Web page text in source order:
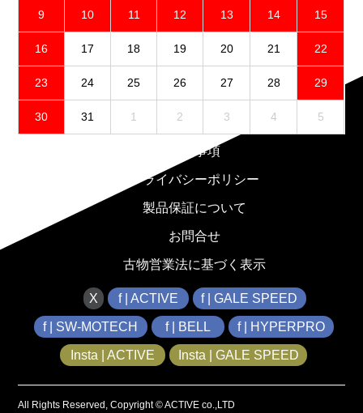
9 10 11 12 13 14 15
16 17 18 19 20 21 22
23 24 25 26 27 28 29
30 31 1 2 3 4 5
免責事項
プライバシーポリシー
製品保証について
お問合せ
古物営業法に基づく表示
X f | ACTIVE f | GALE SPEED
f | SW-MOTECH f | BELL f | HYPERPRO
Insta | ACTIVE Insta | GALE SPEED
All Rights Reserved, Copyright © ACTIVE co.,LTD